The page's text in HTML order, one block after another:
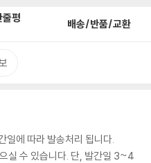
평 배송/반품/교환
에 따라 발송처리 됩니다.
실 수 있습니다. 단, 발간일 3~4